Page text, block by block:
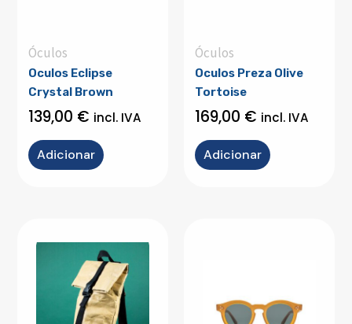
Óculos
Oculos Eclipse
Crystal Brown
139,00 € incl. IVA
Adicionar
Óculos
Oculos Preza Olive
Tortoise
169,00 € incl. IVA
Adicionar